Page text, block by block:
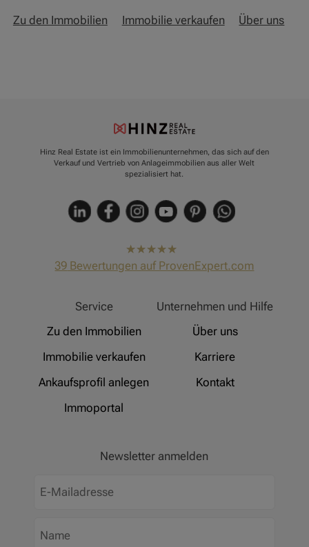
Zu den Immobilien Immobilie verkaufen Über uns
Hinz Real Estate ist ein Immobilienunternehmen, das sich auf den
Verkauf und Vertrieb von Anlageimmobilien aus aller Welt
spezialisiert hat.
hat4,91
von5
39 Bewertungen auf ProvenExpert.com
Service
Zu den Immobilien
Immobilie verkaufen
Ankaufsprofil anlegen
Immoportal
Unternehmen und Hilfe
Über uns
Karriere
Kontakt
Newsletter anmelden